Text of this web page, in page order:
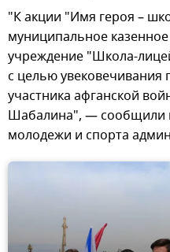
"К акции "Имя героя –
муниципальное
учреждение "Школа-
с целью увековечивания
участника афганской
Шабалина", — сообщили
молодежи и спорта